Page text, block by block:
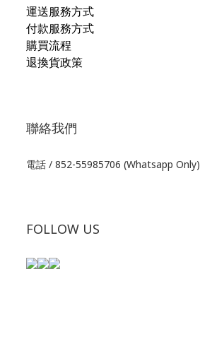
運送服務方式
付款服務方式
購買流程
退換貨政策
聯絡我們
電話 / 852-55985706 (Whatsapp Only)
FOLLOW US